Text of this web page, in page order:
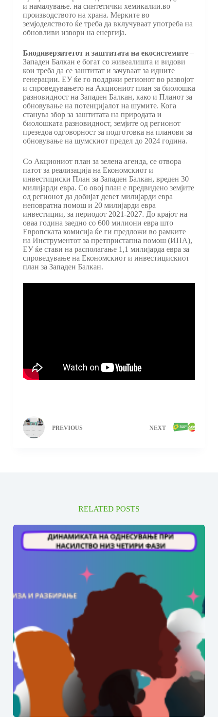
и намалување. на синтетички хемикалии.во
производството на храна. Мерките во
земјоделството ќе треба да вклучуваат употреба на
обновливи извори на енергија.
Биодиверзитетот и заштитата на екосистемите–
Западен Балкан е богат со живеалишта и видови
кои треба да се заштитат и зачуваат за идните
генерации. ЕУ ќе го поддржи регионот во развојот
и спроведувањето на Акциониот план за биолошка
разновидност на Западен Балкан, како и Планот за
обновување на потенцијалот на шумите. Кога
станува збор за заштитата на природата и
биолошката разновидност, земјите од регионот
презедоа одговорност за подготовка на планови за
обновување на шумскиот предел до 2024 година.
Со Акциониот план за зелена агенда, се отвора
патот за реализација на Економскиот и
инвестициски План за Западен Балкан, вреден 30
милијарди евра. Со овој план е предвидено земјите
од регионот да добијат девет милијарди евра
неповратна помош и 20 милијарди евра
инвестиции, за периодот 2021-2027. До крајот на
оваа година заедно со 600 милиони евра што
Европската комисија ќе ги предложи во рамките
на Инструментот за претпристапна помош (ИПА),
ЕУ ќе стави на располагање 1,1 милијарда евра за
спроведување на Економскиот и инвестицискиот
план за Западен Балкан.
PREVIOUS NEXT
RELATED POSTS